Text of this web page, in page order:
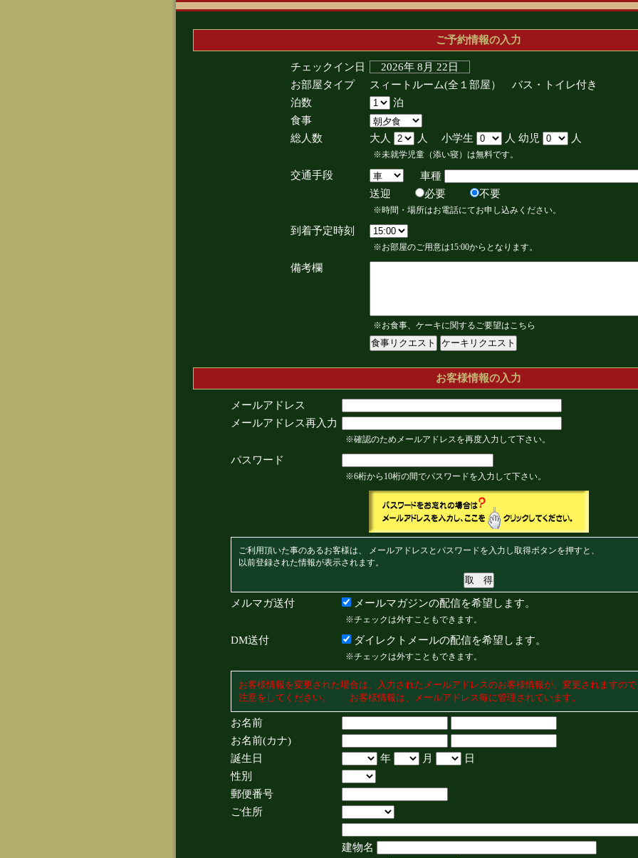
ご予約情報の入力
チェックイン日
2026年 8月 22日
お部屋タイプ
スィートルーム(全１部屋） バス・トイレ付き
泊数
泊
食事
総人数
大人 人 小学生 人 幼児 人
※未就学児童（添い寝）は無料です。
交通手段
車種
送迎
必要 不要
※時間・場所はお電話にてお申し込みください。
到着予定時刻
※お部屋のご用意は15:00からとなります。
備考欄
※お食事、ケーキに関するご要望はこちら
お客様情報の入力
メールアドレス
メールアドレス再入力
※確認のためメールアドレスを再度入力して下さい。
パスワード
※6桁から10桁の間でパスワードを入力して下さい。
ご利用頂いた事のあるお客様は、 メールアドレスとパスワードを入力し取得ボタンを押すと、
以前登録された情報が表示されます。
メルマガ送付 メールマガジンの配信を希望します。
※チェックは外すこともできます。
DM送付 ダイレクトメールの配信を希望します。
※チェックは外すこともできます。
お客様情報を変更された場合は、入力されたメールアドレスのお客様情報が、変更されますので
注意をしてください。 お客様情報は、メールアドレス毎に管理されています。
お名前
お名前(カナ)
誕生日
年 月
日
性別
郵便番号
ご住所
建物名